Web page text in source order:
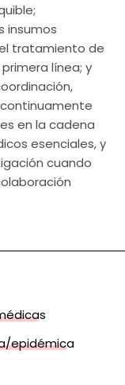
insumos
tratamiento de
línea; y
en la cadena
esenciales, y
cuando
epidémica